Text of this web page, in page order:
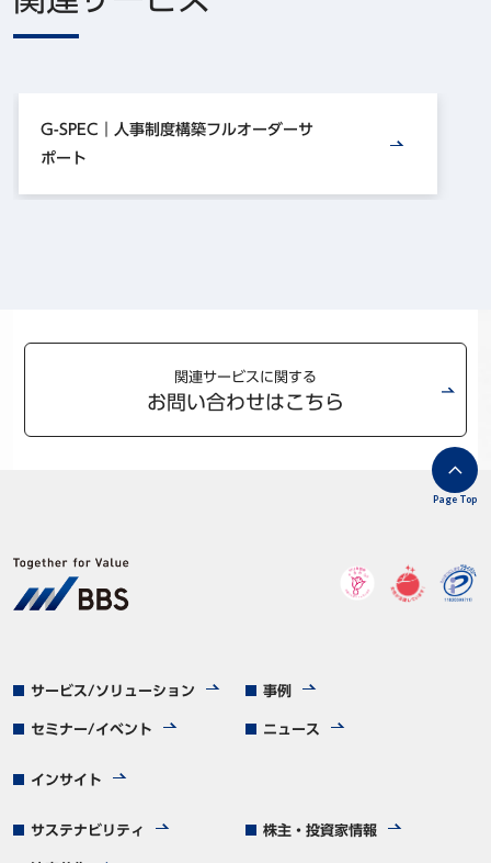
G-SPEC｜人事制度構築フルオーダーサ
ポート
関連サービスに関する
お問い合わせはこちら
サービス/ソリューション 事例
セミナー/イベント ニュース
インサイト
サステナビリティ 株主・投資家情報
Page Top